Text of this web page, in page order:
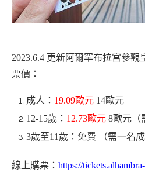
2023.6.4 更新阿爾罕布拉宮參觀
票價：
成人： 19.09歐元 14歐元
12-15歲： 12.73歐元 8歐元
3歲至11歲：免費 （需一名
線上購票： https://